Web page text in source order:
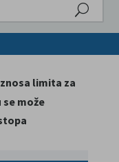
limita za
može